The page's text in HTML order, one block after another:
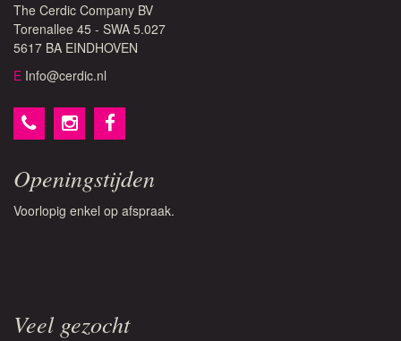
The Cerdic Company BV
Torenallee 45 - SWA 5.027
5617 BA EINDHOVEN
E Info@cerdic.nl
Openingstijden
Voorlopig enkel op afspraak.
Veel gezocht